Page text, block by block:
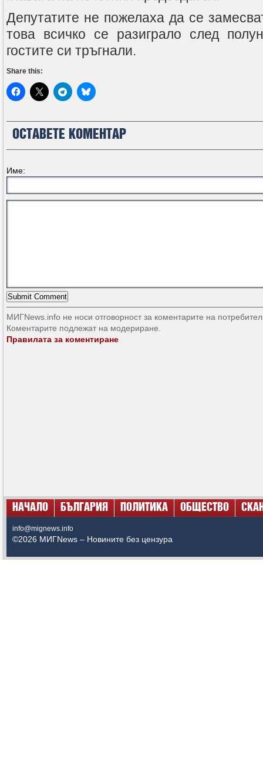
Депутатите не пожелаха да се
това всичко се разиграло след
гостите си тръгнали.
Share this:
ОСТАВЕТЕ КОМЕНТАР
Име:
МИГNews.info не носи отговорност за коментарите на
Коментарите подлежат на модериране.
Правилата за коментиране
НАЧАЛО БЪЛГАРИЯ ПОЛИТИКА ОБЩЕСТВО
info@mignews.info
©2026 МИГNews – Новините без цензура